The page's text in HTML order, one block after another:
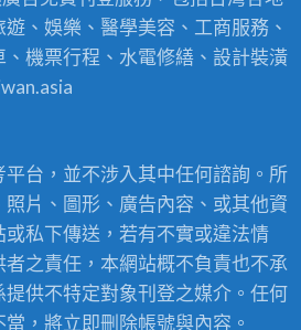
、娛樂、醫學美容、工商服務、
機票行程、水電修繕、設計裝潢
台，並不涉入其中任何諮詢。所
片、圖形、廣告內容、或其他資
私下傳送，若有不實或違法情
之責任，本網站概不負責也不承
供不特定對象刊登之媒介。任何
，將立即刪除帳號與內容。